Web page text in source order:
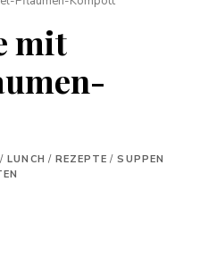
mit
/ LUNCH / REZEPTE / SUPPEN